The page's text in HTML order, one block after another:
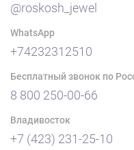
@roskosh_jewel
WhatsApp
+74232312510
Бесплатный звонок по
8 800 250-00-66
Владивосток
+7 (423) 231-25-10